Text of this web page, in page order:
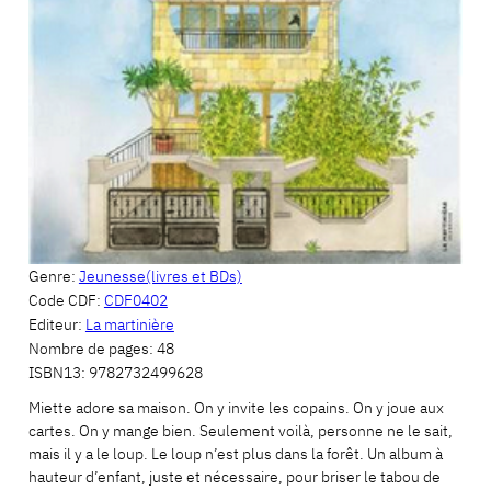
Genre: Jeunesse(livres et BDs)
Code CDF: CDF0402
Editeur: La martinière
Nombre de pages: 48
ISBN13: 9782732499628
Miette adore sa maison. On y invite les copains. On y joue aux
cartes. On y mange bien. Seulement voilà, personne ne le sait,
mais il y a le loup. Le loup n’est plus dans la forêt. Un album à
hauteur d’enfant, juste et nécessaire, pour briser le tabou de